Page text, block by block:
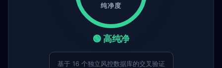
纯净度
🟢 高纯净
基于 16 个独立风控数据库的交叉验证